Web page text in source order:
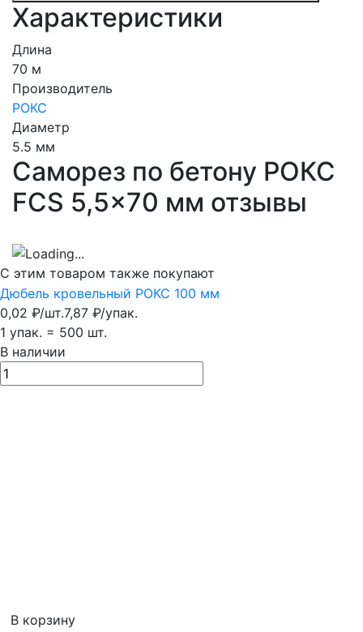
Характеристики
Длина
70 м
Производитель
РОКС
Диаметр
5.5 мм
Саморез по бетону РОКС
FCS 5,5x70 мм отзывы
С этим товаром также покупают
Дюбель кровельный РОКС 100 мм
0,02 ₽/шт.7,87 ₽/упак.
1 упак. = 500 шт.
В наличии
В корзину